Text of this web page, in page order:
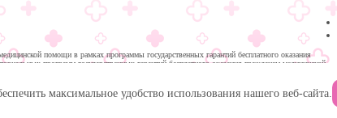
максимальное удобство использования нашего веб-сайта.
помощи в рамках программы государственных гарантий бесплатного оказания
программ государственных гарантий бесплатного оказания гражданам медицинской
Многопрофильная клиника в Нефтекамске.